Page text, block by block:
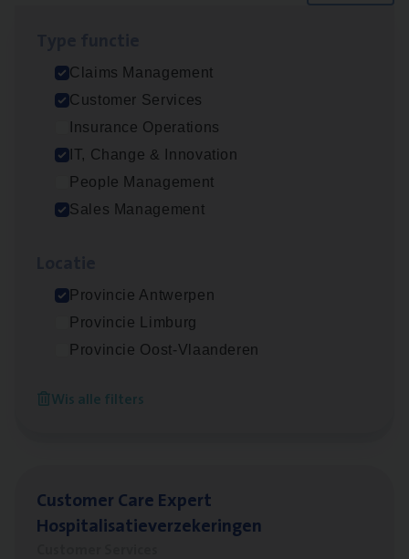
Claims Management
Customer Services
Insurance Operations
IT, Change & Innovation
People Management
Sales Management
Provincie Antwerpen
Provincie Limburg
Provincie Oost-Vlaanderen
Wis alle filters
Claims­hand­ler Fleet&
Claims Management
Antwerpen
Test Ana­lyst
Insu­ran­ce Bro­kerKMO
Antwerpen
Cus­to­mer Care Expert
Hospitalisatieverzekeringen